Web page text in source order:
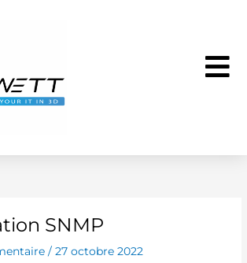
SNMP
/27 octobre 2022